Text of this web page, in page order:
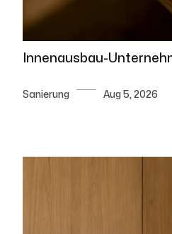
Innenausbau-
Sanierung Aug 5, 2026